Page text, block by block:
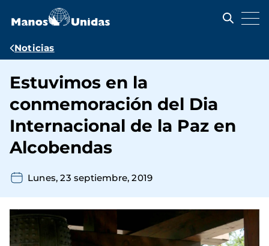
contenido
Ruta
navegación
Noticias
Estuvimos en la
conmemoración del Dia
Internacional de la Paz en
Alcobendas
Lunes, 23 septiembre, 2019